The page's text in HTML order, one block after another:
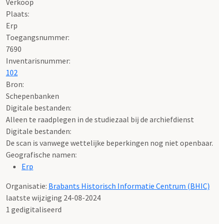
Plaats:
Erp
Toegangsnummer:
7690
Inventarisnummer:
102
Bron:
Schepenbanken
Digitale bestanden:
Alleen te raadplegen in de studiezaal bij de archiefdienst
Digitale bestanden:
De scan is vanwege wettelijke beperkingen nog niet openbaar.
Geografische namen:
Erp
Organisatie: Brabants Historisch Informatie Centrum (BHIC)
laatste wijziging 24-08-2024
1 gedigitaliseerd